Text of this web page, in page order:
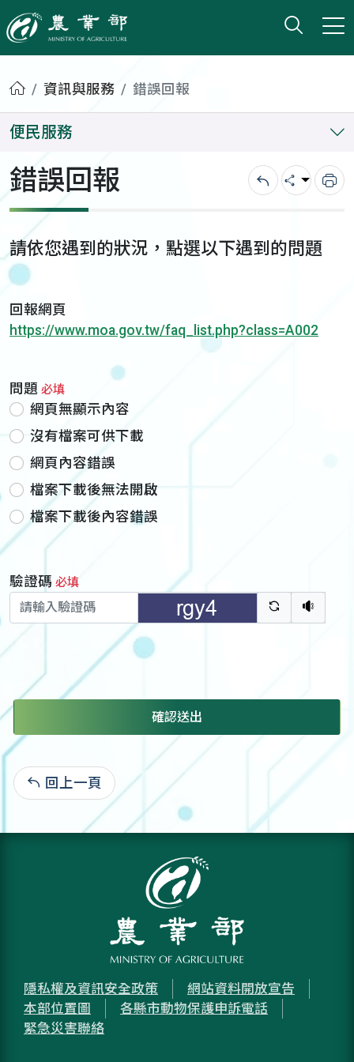
農業部
打開
小版
首頁資訊與服務 錯誤回報
便民服務
錯誤回報 回上一頁
分享 列
請依您遇到的狀況，點選以下遇到的問題
回報網頁
https://www.moa.gov.tw/faq_list.php?class=A002
問題 必填
網頁無顯示內容
沒有檔案可供下載
網頁內容錯誤
檔案下載後無法開啟
檔案下載後內容錯誤
驗證碼 必填
驗證碼重新
聽語
確認送出
回上一頁
隱私權及資訊安全政策
網站資料開放宣告
本部位置圖
各縣市動物保護申訴電話
緊急災害聯絡